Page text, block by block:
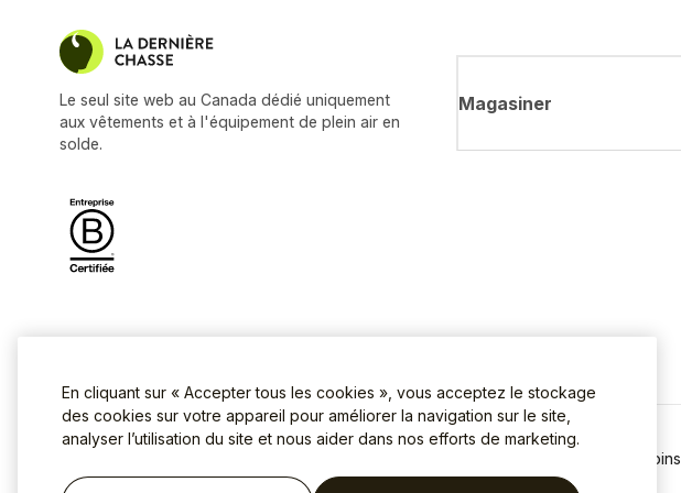
Le seul site web au Canada dédié uniquement
aux vêtements et à l'équipement de plein air en
solde.
Magasiner
Témoins
En cliquant sur « Accepter tous les cookies », vous acceptez le stockage
des cookies sur votre appareil pour améliorer la navigation sur le site,
analyser l’utilisation du site et nous aider dans nos efforts de marketing.